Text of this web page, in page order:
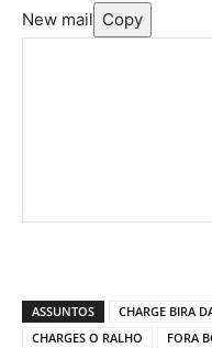
New mail Copy
ASSUNTOS CHARGE BIRA
CHARGES O RALHO
FORA